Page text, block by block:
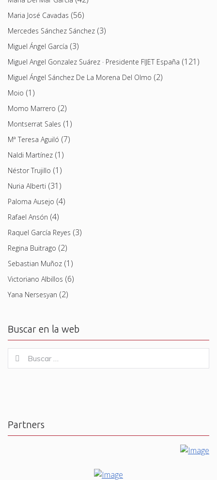
Maria José Cavadas (56)
Mercedes Sánchez Sánchez (3)
Miguel Ángel García (3)
Miguel Angel Gonzalez Suárez · Presidente FIJET España (121)
Miguel Ángel Sánchez De La Morena Del Olmo (2)
Moio (1)
Momo Marrero (2)
Montserrat Sales (1)
Mª Teresa Aguiló (7)
Naldi Martínez (1)
Néstor Trujillo (1)
Nuria Alberti (31)
Paloma Ausejo (4)
Rafael Ansón (4)
Raquel García Reyes (3)
Regina Buitrago (2)
Sebastian Muñoz (1)
Victoriano Albillos (6)
Yana Nersesyan (2)
Buscar en la web
for:
Buscar
Partners